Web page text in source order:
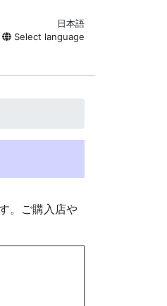
日本語
Select language
。ご購入店や